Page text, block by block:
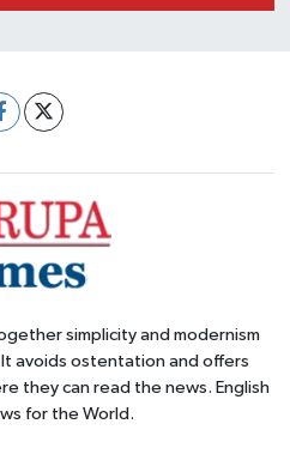
simplicity and modernism
avoids ostentation and offers
they can read the news. English
for the World.